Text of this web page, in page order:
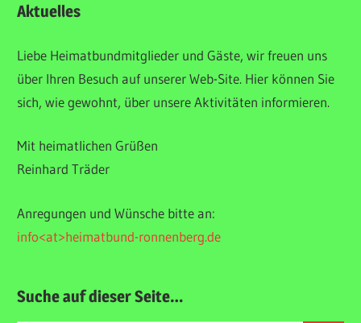
Aktuelles
Liebe Heimatbundmitglieder und Gäste, wir freuen uns
über Ihren Besuch auf unserer Web-Site. Hier können Sie
sich, wie gewohnt, über unsere Aktivitäten informieren.
Mit heimatlichen Grüßen
Reinhard Träder
Anregungen und Wünsche bitte an:
info<at>heimatbund-ronnenberg.de
Suche auf dieser Seite…